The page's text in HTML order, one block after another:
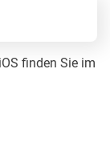
finden Sie im